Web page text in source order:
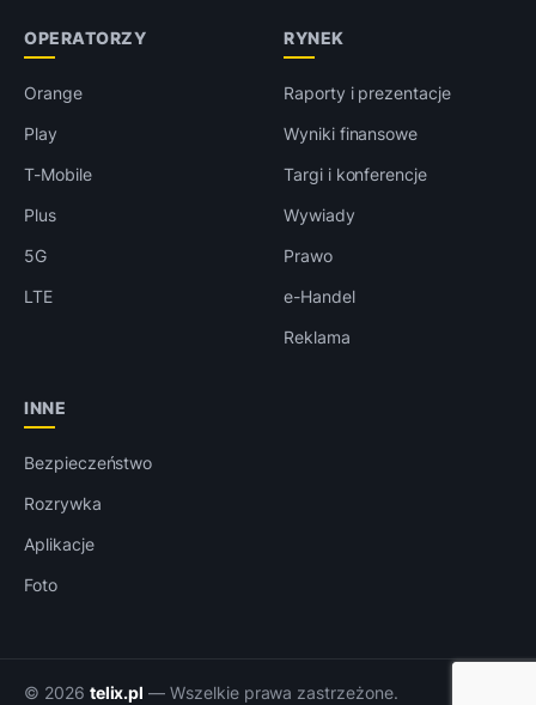
OPERATORZY
Orange
Play
T-Mobile
Plus
5G
LTE
RYNEK
Raporty i prezentacje
Wyniki finansowe
Targi i konferencje
Wywiady
Prawo
e-Handel
Reklama
INNE
Bezpieczeństwo
Rozrywka
Aplikacje
Foto
© 2026 telix.pl — Wszelkie prawa zastrzeżone.